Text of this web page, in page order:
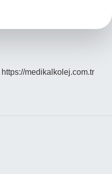
https://medikalkolej.com.tr